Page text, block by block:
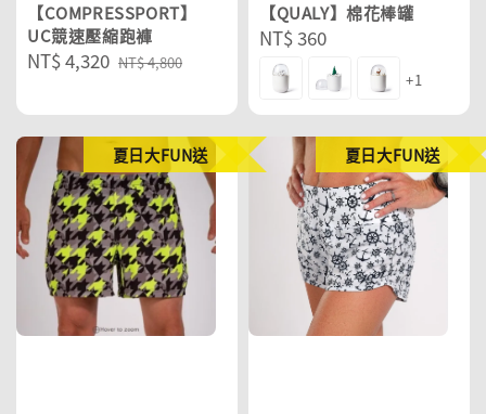
【COMPRESSPORT】
UC競速壓縮跑褲
Sale
NT$ 4,320 Regular
NT$ 4,800
【QUALY】棉花棒罐
Regular
price
NT$ 360
+1
夏日大FUN送 夏日大FUN送